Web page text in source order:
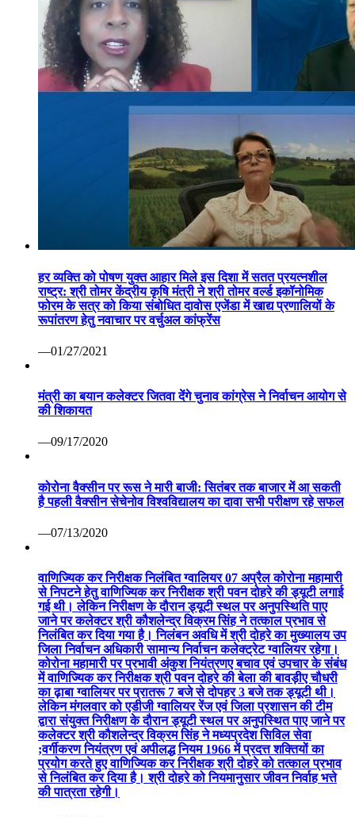
हर व्यक्ति को पोषण युक्त आहार मिले इस दिशा में सतत प्रयत्नशील
राष्ट्र: श्री तोमर केंद्रीय कृषि मंत्री ने श्री तोमर वर्ल्ड इकॉनोमिक
फोरम के सत्र को किया संबोधित दावोस एजेंडा में खाद्य प्रणालियों के
रूपांतरण हेतु नवाचार पर वर्चुअल कांफ्रेंस
—01/27/2021
मंत्री का बयान कलेक्टर जितवा देंगे चुनाव कांग्रेस ने निर्वाचन आयोग से
की शिकायत
—09/17/2020
कोरोना वैक्सीन पर रूस ने मारी बाजी: सितंबर तक बाजार में आ सकती
है पहली वैक्सीन सेचेनोव विश्वविद्यालय का दावा सभी परीक्षण रहे सफल
—07/13/2020
वाणिज्यिक कर निरीक्षक निलंबित ग्वालियर 07 अप्रैल कोरोना महामारी
से निपटने हेतु वाणिज्यिक कर निरीक्षक श्री पवन दोहरे की ड्यूटी लगाई
गई थी। लेकिन निरीक्षण के दौरान ड्यूटी स्थल पर अनुपस्थिति पाए
जाने पर कलेक्टर श्री कौशलेन्द्र विक्रम सिंह ने तत्काल प्रभाव से
निलंबित कर दिया गया है। निलंबन अवधि में श्री दोहरे का मुख्यालय उप
जिला निर्वाचन अधिकारी सामान्य निर्वाचन कलेक्ट्रेट ग्वालियर रहेगा।
कोरोना महामारी पर प्रभावी अंकुश नियंत्रणए बचाव एवं उपचार के संबंध
में वाणिज्यिक कर निरीक्षक श्री पवन दोहरे की बेला की बावड़ीए चौधरी
का ढ़ाबा ग्वालियर पर प्रातरू 7 बजे से दोपहर 3 बजे तक ड्यूटी थी।
लेकिन मंगलवार को एडीजी ग्वालियर रेंज एवं जिला प्रशासन की टीम
द्वारा संयुक्त निरीक्षण के दौरान ड्यूटी स्थल पर अनुपस्थित पाए जाने पर
कलेक्टर श्री कौशलेन्द्र विक्रम सिंह ने मध्यप्रदेश सिविल सेवा
;वर्गीकरण नियंत्रण एवं अपीलद्ध नियम 1966 में प्रदत्त शक्तियों का
प्रयोग करते हुए वाणिज्यिक कर निरीक्षक श्री दोहरे को तत्काल प्रभाव
से निलंबित कर दिया है। श्री दोहरे को नियमानुसार जीवन निर्वाह भत्ते
की पात्रता रहेगी।